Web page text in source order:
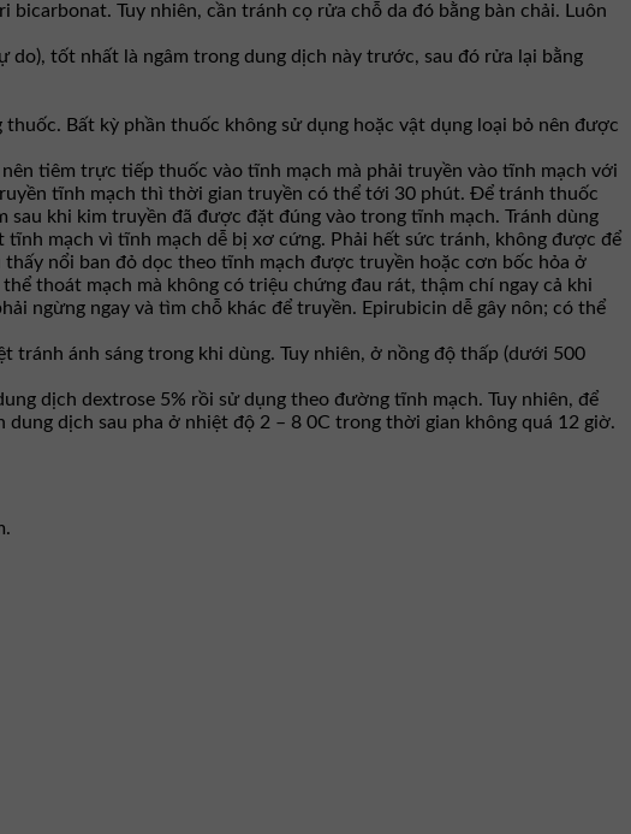
Tuy nhiên, cần tránh cọ rửa chỗ da đó bằng bàn chải. Luôn
tốt nhất là ngâm trong dung dịch này trước, sau đó rửa lại bằng
Bất kỳ phần thuốc không sử dụng hoặc vật dụng loại bỏ nên được
tiêm trực tiếp thuốc vào tĩnh mạch mà phải truyền vào tĩnh mạch với
tĩnh mạch thì thời gian truyền có thể tới 30 phút. Để tránh thuốc
khi kim truyền đã được đặt đúng vào trong tĩnh mạch. Tránh dùng
mạch vì tĩnh mạch dễ bị xơ cứng. Phải hết sức tránh, không được để
nổi ban đỏ dọc theo tĩnh mạch được truyền hoặc cơn bốc hỏa ở
thoát mạch mà không có triệu chứng đau rát, thậm chí ngay cả khi
ngừng ngay và tìm chỗ khác để truyền. Epirubicin dễ gây nôn; có thể
tránh ánh sáng trong khi dùng. Tuy nhiên, ở nồng độ thấp (dưới 500
dịch dextrose 5% rồi sử dụng theo đường tĩnh mạch. Tuy nhiên, để
dịch sau pha ở nhiệt độ 2 – 8 0C trong thời gian không quá 12 giờ.